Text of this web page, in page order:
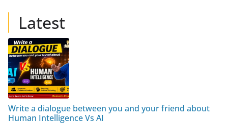
Latest
Write a dialogue between you and your friend about
Human Intelligence Vs AI